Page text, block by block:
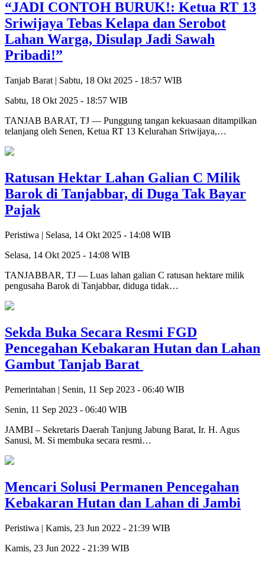
“JADI CONTOH BURUK!: Ketua RT 13
Sriwijaya Tebas Kelapa dan Serobot
Lahan Warga, Disulap Jadi Sawah
Pribadi!”
Tanjab Barat | Sabtu, 18 Okt 2025 - 18:57 WIB
Sabtu, 18 Okt 2025 - 18:57 WIB
TANJAB BARAT, TJ — Punggung tangan kekuasaan ditampilkan
telanjang oleh Senen, Ketua RT 13 Kelurahan Sriwijaya,…
Ratusan Hektar Lahan Galian C Milik
Barok di Tanjabbar, di Duga Tak Bayar
Pajak
Peristiwa | Selasa, 14 Okt 2025 - 14:08 WIB
Selasa, 14 Okt 2025 - 14:08 WIB
TANJABBAR, TJ — Luas lahan galian C ratusan hektare milik
pengusaha Barok di Tanjabbar, diduga tidak…
Sekda Buka Secara Resmi FGD
Pencegahan Kebakaran Hutan dan Lahan
Gambut Tanjab Barat
Pemerintahan | Senin, 11 Sep 2023 - 06:40 WIB
Senin, 11 Sep 2023 - 06:40 WIB
JAMBI – Sekretaris Daerah Tanjung Jabung Barat, Ir. H. Agus
Sanusi, M. Si membuka secara resmi…
Mencari Solusi Permanen Pencegahan
Kebakaran Hutan dan Lahan di Jambi
Peristiwa | Kamis, 23 Jun 2022 - 21:39 WIB
Kamis, 23 Jun 2022 - 21:39 WIB